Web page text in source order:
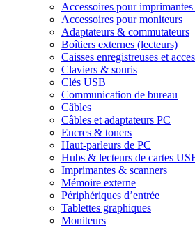
Accessoires pour
Accessoires pour moniteurs
Adaptateurs & commutateurs
Boîtiers externes (lecteurs)
Caisses enregistreuses et
Claviers & souris
Clés USB
Communication de bureau
Câbles
Câbles et adaptateurs PC
Encres & toners
Haut-parleurs de PC
Hubs & lecteurs de cartes
Imprimantes & scanners
Mémoire externe
Périphériques d’entrée
Tablettes graphiques
Moniteurs